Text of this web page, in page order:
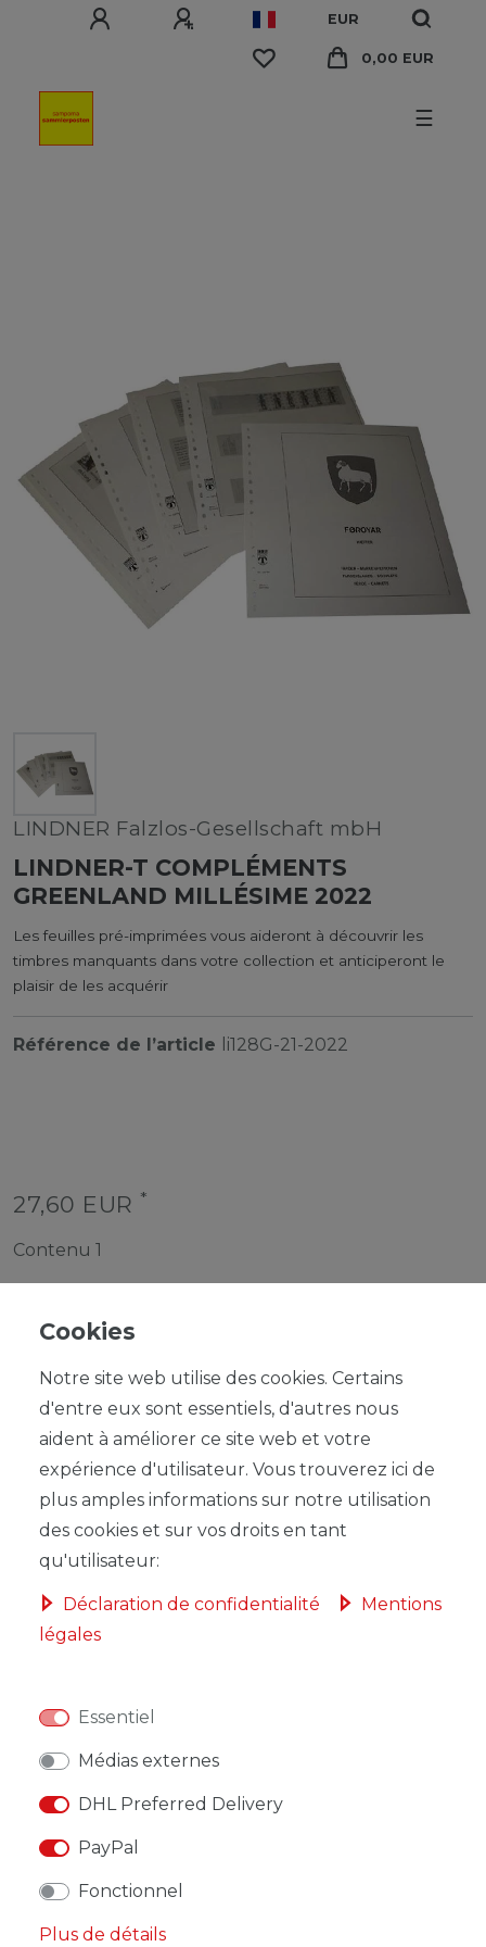
EUR
0,00 EUR
☰
LINDNER Falzlos-Gesellschaft mbH
LINDNER-T COMPLÉMENTS
GREENLAND MILLÉSIME 2022
Les feuilles pré-imprimées vous aideront à découvrir les
timbres manquants dans votre collection et anticiperont le
plaisir de les acquérir
Référence de l’article li128G-21-2022
27,60 EUR *
Contenu 1
* avec TVA hors
AUTRES DÉTAILS
RESPONSABLE DE L'UE
Cookies
Notre site web utilise des cookies. Certains
d'entre eux sont essentiels, d'autres nous
aident à améliorer ce site web et votre
expérience d'utilisateur. Vous trouverez ici de
plus amples informations sur notre utilisation
des cookies et sur vos droits en tant
qu'utilisateur:
Déclaration de confidentialité
Mentions
légales
Essentiel
Médias externes
DHL Preferred Delivery
PayPal
Fonctionnel
Plus de détails